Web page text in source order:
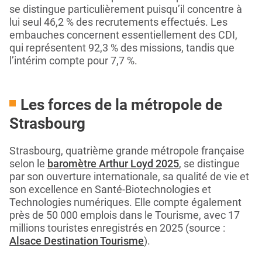
se distingue particulièrement puisqu’il concentre à
lui seul 46,2 % des recrutements effectués. Les
embauches concernent essentiellement des CDI,
qui représentent 92,3 % des missions, tandis que
l’intérim compte pour 7,7 %.
Les forces de la métropole de
Strasbourg
Strasbourg, quatrième grande métropole française
selon le baromètre Arthur Loyd 2025, se distingue
par son ouverture internationale, sa qualité de vie et
son excellence en Santé‑Biotechnologies et
Technologies numériques. Elle compte également
près de 50 000 emplois dans le Tourisme, avec 17
millions touristes enregistrés en 2025 (source :
Alsace Destination Tourisme).